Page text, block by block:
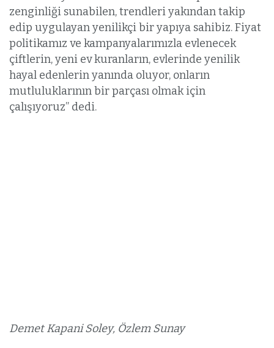
zenginliği sunabilen, trendleri yakından takip
edip uygulayan yenilikçi bir yapıya sahibiz. Fiyat
politikamız ve kampanyalarımızla evlenecek
çiftlerin, yeni ev kuranların, evlerinde yenilik
hayal edenlerin yanında oluyor, onların
mutluluklarının bir parçası olmak için
çalışıyoruz” dedi.
Demet Kapani Soley, Özlem Sunay